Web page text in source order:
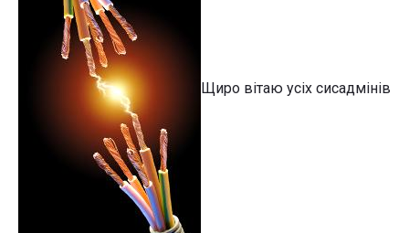
Щиро вітаю усіх сисадмінів